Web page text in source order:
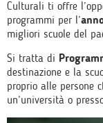
Culturali ti offre
programmi per l’
migliori scuole del
Si tratta di
destinazione e la
proprio alle persone
un’università o